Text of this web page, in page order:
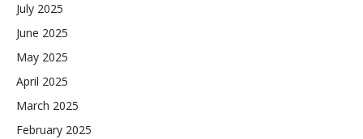
July 2025
June 2025
May 2025
April 2025
March 2025
February 2025